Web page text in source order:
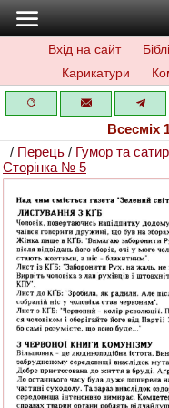
Вхід на сайт
Карикатури
Всесміх
/ Перець / Гумор та
Сторінка № 5